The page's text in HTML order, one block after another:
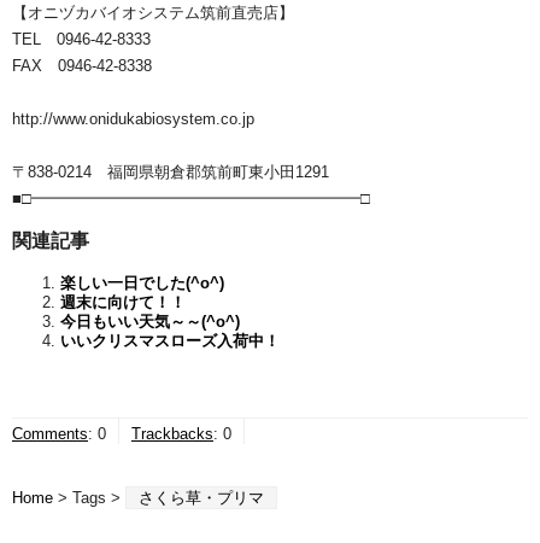
【オニヅカバイオシステム筑前直売店】
TEL 0946-42-8333
FAX 0946-42-8338
http://www.onidukabiosystem.co.jp
〒838-0214 福岡県朝倉郡筑前町東小田1291
■□━━━━━━━━━━━━━━━━━━━━━□
関連記事
楽しい一日でした(^o^)ゞ
週末に向けて！！
今日もいい天気～～(^o^)
いいクリスマスローズ入荷中！
Comments: 0 Trackbacks: 0
Home > Tags > さくら草・プリマ